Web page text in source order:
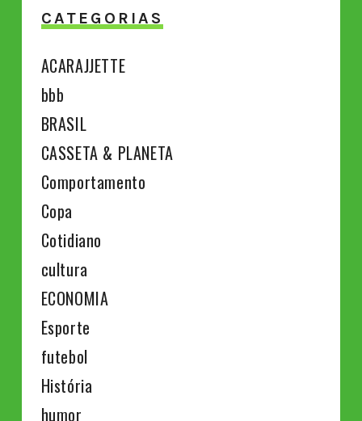
CATEGORIAS
ACARAJJETTE
bbb
BRASIL
CASSETA & PLANETA
Comportamento
Copa
Cotidiano
cultura
ECONOMIA
Esporte
futebol
História
humor